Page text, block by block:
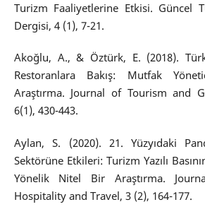
Turizm Faaliyetlerine Etkisi. Güncel
Dergisi, 4 (1), 7-21.
Akoğlu, A., & Öztürk, E. (2018).
Restoranlara Bakış: Mutfak
Araştırma. Journal of Tourism and
6(1), 430-443.
Aylan, S. (2020). 21. Yüzyıdaki
Sektörüne Etkileri: Turizm Yazılı
Yönelik Nitel Bir Araştırma.
Hospitality and Travel, 3 (2), 164-177.